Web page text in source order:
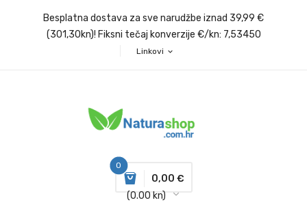
Besplatna dostava za sve narudžbe iznad 39,99 €
(301,30kn)! Fiksni tečaj konverzije €/kn: 7,53450
Linkovi expand_more
0
0,00 €
(0.00 kn)